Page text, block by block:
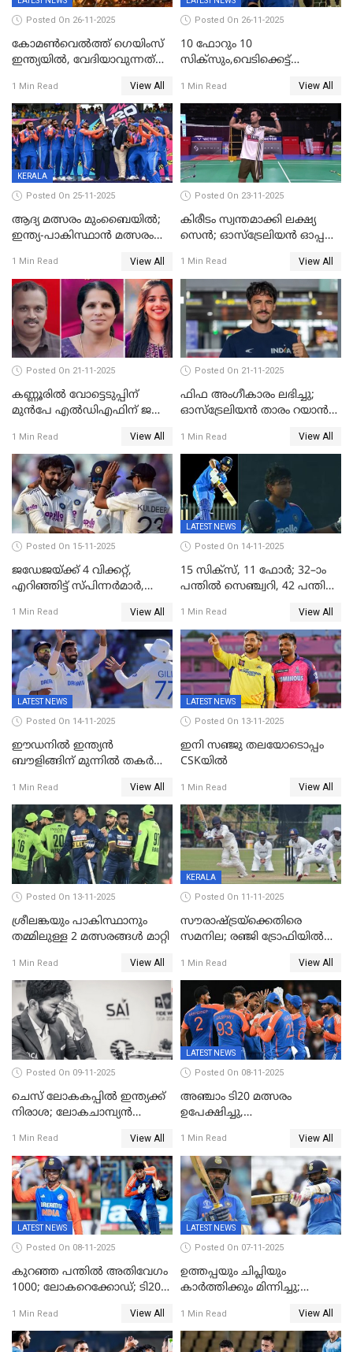
Posted On 26-11-2025
കോമൺവെൽത്ത് ഗെയിംസ്
ഇന്ത്യയിൽ, വേദിയാവുന്നത്
1 Min Read View All
Posted On 26-11-2025
10 ഫോറും 10
സിക്‌സും,വെടിക്കെട്ട്
അര്‍ധ സെഞ്ചുറിയുമായി
സഞ്ജു; ഒഡിഷയെ 10
വിക്കറ്റിന് തകര്‍ത്ത് കേരളം
1 Min Read View All
KERALA
Posted On 25-11-2025
ആദ്യ മത്സരം മുംബൈയിൽ;
ഇന്ത്യ-പാകിസ്ഥാൻ മത്സരം
ലോകകപ്പിന്‍റെ മത്സരക്രമം
പ്രഖ്യാപിച്ചു
1 Min Read View All
Posted On 23-11-2025
കിരീടം സ്വന്തമാക്കി ലക്ഷ്യ
സെന്‍; ഓസ്ട്രേലിയന്‍ ഓപ്പണ്‍
1 Min Read View All
Posted On 21-11-2025
കണ്ണൂരിൽ വോട്ടെടുപ്പിന്
മുൻപേ എൽഡിഎഫിന് ജയം;
സ്ഥാനാർഥികളില്ല
1 Min Read View All
Posted On 21-11-2025
ഫിഫ അംഗീകാരം ലഭിച്ചു;
ഓസ്‌ട്രേലിയന്‍ താരം റയാന്‍
നീലക്കുപ്പായത്തില്‍ കളിക്കാം
1 Min Read View All
Posted On 15-11-2025
ജഡേജയ്ക്ക് 4 വിക്കറ്റ്,
എറിഞ്ഞിട്ട് സ്പിന്നർമാർ,
പ്രോട്ടീസ്
1 Min Read View All
LATEST NEWS
Posted On 14-11-2025
15 സിക്സ്, 11 ഫോർ; 32–ാം
പന്തിൽ സെഞ്ച്വറി, 42 പന്തിൽ
1 Min Read View All
LATEST NEWS
Posted On 14-11-2025
ഈഡനിൽ ഇന്ത്യൻ
ബൗളിങ്ങിന് മുന്നിൽ തകർന്ന്
പുറത്ത്; ബുമ്രയ്ക്ക് അഞ്ച്
വിക്കറ്റ്
1 Min Read View All
LATEST NEWS
Posted On 13-11-2025
ഇനി സഞ്ജു തലയോടൊപ്പം
CSKയിൽ
1 Min Read View All
Posted On 13-11-2025
ശ്രീലങ്കയും പാകിസ്ഥാനും
തമ്മിലുള്ള 2 മത്സരങ്ങള്‍ മാറ്റി
1 Min Read View All
KERALA
Posted On 11-11-2025
സൗരാഷ്ട്രയ്‌ക്കെതിരെ
സമനില; രഞ്ജി ട്രോഫിയിൽ
1 Min Read View All
Posted On 09-11-2025
ചെസ് ലോകകപ്പില്‍ ഇന്ത്യക്ക്
നിരാശ; ലോകചാമ്പ്യന്‍
1 Min Read View All
LATEST NEWS
Posted On 08-11-2025
അഞ്ചാം ടി20 മത്സരം
ഉപേക്ഷിച്ചു,
ജയിച്ച് ഇന്ത്യ
1 Min Read View All
LATEST NEWS
Posted On 08-11-2025
കുറഞ്ഞ പന്തിൽ അതിവേഗം
1000; ലോകറെക്കോഡ്; ടി20
അപൂര്‍വനേട്ടവുമായി
അഭിഷേക് ശർമ
1 Min Read View All
LATEST NEWS
Posted On 07-11-2025
ഉത്തപ്പയും ചിപ്ലിയും
കാർത്തിക്കും മിന്നിച്ചു;
ഇന്ത്യ; ഹോങ്കോങ് സിക്സസ്
ക്രിക്കറ്റ് ടൂർണമെന്റിൽ ജയം
1 Min Read View All